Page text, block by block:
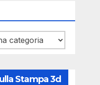
Stampa 3d